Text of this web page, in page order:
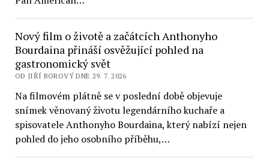
Nový film o životě a začátcích Anthonyho
Bourdaina přináší osvěžující pohled na
gastronomický svět
OD JIŘÍ BOROVÝ DNE 29. 7. 2026
Na filmovém plátně se v poslední době objevuje
snímek věnovaný životu legendárního kuchaře a
spisovatele Anthonyho Bourdaina, který nabízí nejen
pohled do jeho osobního příběhu,…